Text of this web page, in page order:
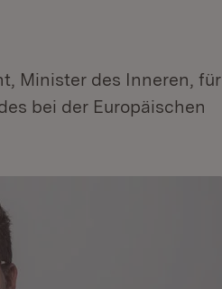
Minister des Inneren, für
bei der Europäischen